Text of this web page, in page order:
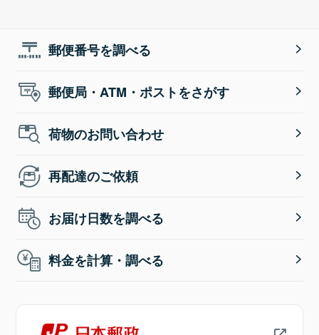
郵便番号を調べる
郵便局・ATM・ポストをさがす
荷物のお問い合わせ
再配達のご依頼
お届け日数を調べる
料金を計算・調べる